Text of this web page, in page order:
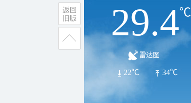
29.4℃
雷达图
34℃
22℃